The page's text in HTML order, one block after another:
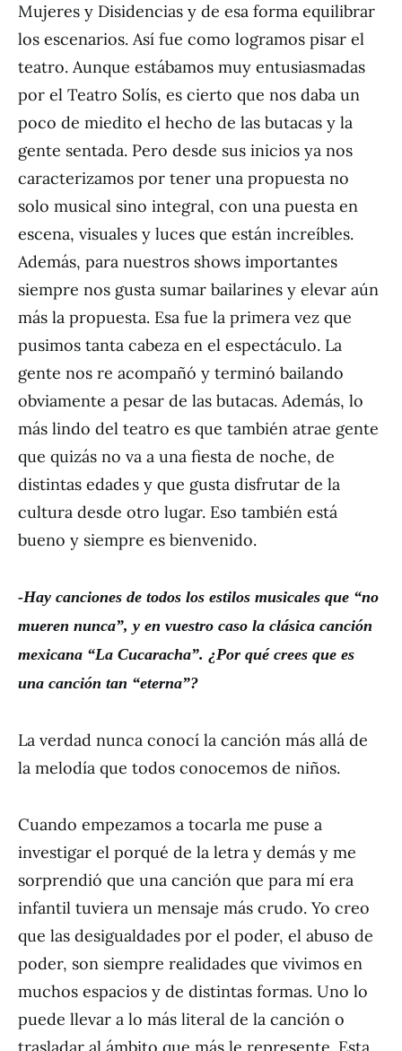
Mujeres y Disidencias y de esa forma equilibrar
los escenarios. Así fue como logramos pisar el
teatro. Aunque estábamos muy entusiasmadas
por el Teatro Solís, es cierto que nos daba un
poco de miedito el hecho de las butacas y la
gente sentada. Pero desde sus inicios ya nos
caracterizamos por tener una propuesta no
solo musical sino integral, con una puesta en
escena, visuales y luces que están increíbles.
Además, para nuestros shows importantes
siempre nos gusta sumar bailarines y elevar aún
más la propuesta. Esa fue la primera vez que
pusimos tanta cabeza en el espectáculo. La
gente nos re acompañó y terminó bailando
obviamente a pesar de las butacas. Además, lo
más lindo del teatro es que también atrae gente
que quizás no va a una fiesta de noche, de
distintas edades y que gusta disfrutar de la
cultura desde otro lugar. Eso también está
bueno y siempre es bienvenido.
-Hay canciones de todos los estilos musicales que “no
mueren nunca”, y en vuestro caso la clásica canción
mexicana “La Cucaracha”. ¿Por quécrees que es
una canción tan “eterna”?
La verdad nunca conocí la canción más allá de
la melodía que todos conocemos de niños.
Cuando empezamos a tocarla me puse a
investigar el porqué de la letra y demás y me
sorprendió que una canción que para mí era
infantil tuviera un mensaje más crudo. Yo creo
que las desigualdades por el poder, el abuso de
poder, son siempre realidades que vivimos en
muchos espacios y de distintas formas. Uno lo
puede llevar a lo más literal de la canción o